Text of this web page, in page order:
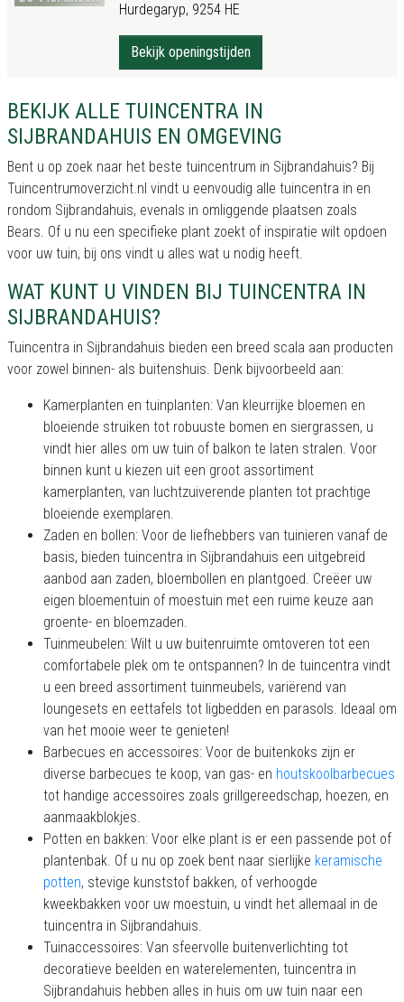
Hurdegaryp, 9254 HE
Bekijk openingstijden
BEKIJK ALLE TUINCENTRA IN
SIJBRANDAHUIS EN OMGEVING
Bent u op zoek naar het beste tuincentrum in Sijbrandahuis? Bij
Tuincentrumoverzicht.nl vindt u eenvoudig alle tuincentra in en
rondom Sijbrandahuis, evenals in omliggende plaatsen zoals
Bears. Of u nu een specifieke plant zoekt of inspiratie wilt opdoen
voor uw tuin, bij ons vindt u alles wat u nodig heeft.
WAT KUNT U VINDEN BIJ TUINCENTRA IN
SIJBRANDAHUIS?
Tuincentra in Sijbrandahuis bieden een breed scala aan producten
voor zowel binnen- als buitenshuis. Denk bijvoorbeeld aan:
Kamerplanten en tuinplanten: Van kleurrijke bloemen en
bloeiende struiken tot robuuste bomen en siergrassen, u
vindt hier alles om uw tuin of balkon te laten stralen. Voor
binnen kunt u kiezen uit een groot assortiment
kamerplanten, van luchtzuiverende planten tot prachtige
bloeiende exemplaren.
Zaden en bollen: Voor de liefhebbers van tuinieren vanaf de
basis, bieden tuincentra in Sijbrandahuis een uitgebreid
aanbod aan zaden, bloembollen en plantgoed. Creëer uw
eigen bloementuin of moestuin met een ruime keuze aan
groente- en bloemzaden.
Tuinmeubelen: Wilt u uw buitenruimte omtoveren tot een
comfortabele plek om te ontspannen? In de tuincentra vindt
u een breed assortiment tuinmeubels, variërend van
loungesets en eettafels tot ligbedden en parasols. Ideaal om
van het mooie weer te genieten!
Barbecues en accessoires: Voor de buitenkoks zijn er
diverse barbecues te koop, van gas- en houtskoolbarbecues
tot handige accessoires zoals grillgereedschap, hoezen, en
aanmaakblokjes.
Potten en bakken: Voor elke plant is er een passende pot of
plantenbak. Of u nu op zoek bent naar sierlijke keramische
potten, stevige kunststof bakken, of verhoogde
kweekbakken voor uw moestuin, u vindt het allemaal in de
tuincentra in Sijbrandahuis.
Tuinaccessoires: Van sfeervolle buitenverlichting tot
decoratieve beelden en waterelementen, tuincentra in
Sijbrandahuis hebben alles in huis om uw tuin naar een